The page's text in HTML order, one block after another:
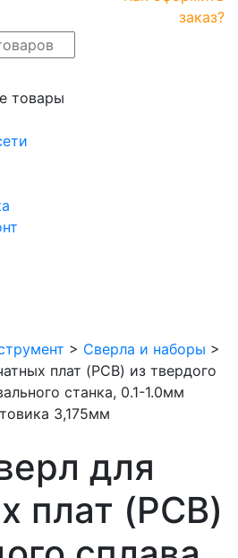
заказ?
товары
> Сверла и наборы >
плат (PCB) из твердого
станка, 0.1-1.0мм
3,175мм
для
плат (PCB)